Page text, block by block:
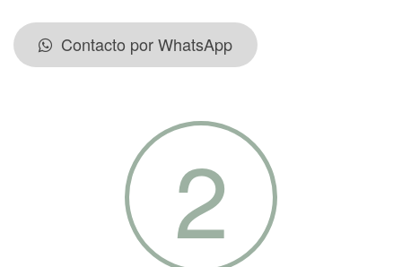
Contacto por WhatsApp
2